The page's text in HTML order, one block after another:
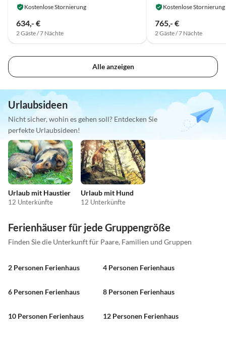
Kostenlose Stornierung
634,- €
2 Gäste / 7 Nächte
Kostenlose Stornierung
765,- €
2 Gäste / 7 Nächte
Alle anzeigen
Urlaubsideen
Nicht sicher, wohin es gehen soll? Entdecken Sie
perfekte Urlaubsideen!
Urlaub mit Haustier
12 Unterkünfte
Urlaub mit Hund
12 Unterkünfte
Ferienhäuser für jede Gruppengröße
Finden Sie die Unterkunft für Paare, Familien und Gruppen
2 Personen Ferienhaus 4 Personen Ferienhaus
6 Personen Ferienhaus 8 Personen Ferienhaus
10 Personen Ferienhaus 12 Personen Ferienhaus